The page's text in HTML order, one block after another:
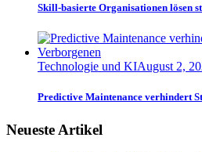
Skill-basierte Organisationen lösen
Technologie und KIAugust 2,
Predictive Maintenance verhindert
Neueste Artikel